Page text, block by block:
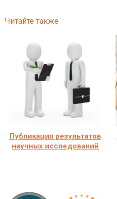
Читайте также
Публикация результатов
научных исследований